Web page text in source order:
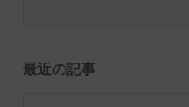
最近の記事